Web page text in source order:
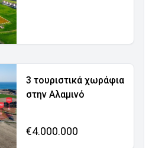
3 τουριστικά χωράφια
στην Αλαμινό
€4.000.000